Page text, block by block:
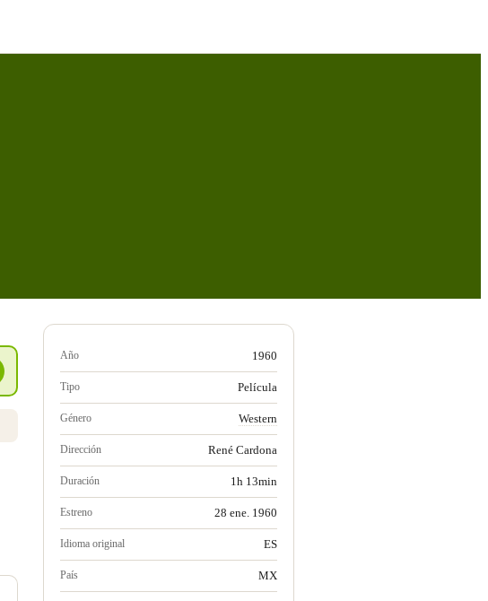
Año 1960
Tipo Película
Género Western
Dirección René Cardona
Duración 1h 13min
Estreno 28 ene. 1960
Idioma original ES
País MX